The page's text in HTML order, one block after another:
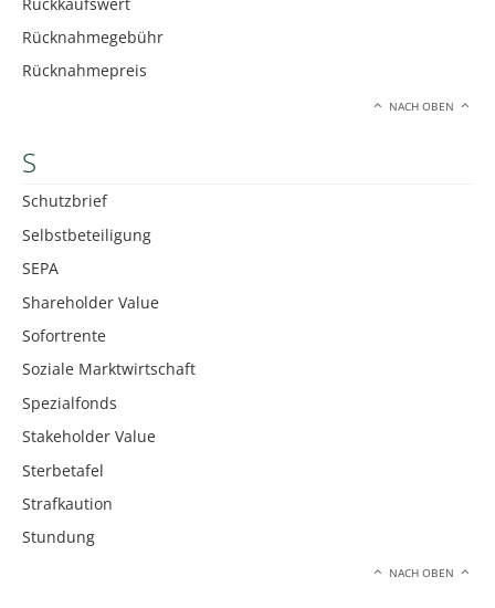
Rücknahmegebühr
Rücknahmepreis
NACH OBEN
S
Schutzbrief
Selbstbeteiligung
SEPA
Shareholder Value
Sofortrente
Soziale Marktwirtschaft
Spezialfonds
Stakeholder Value
Sterbetafel
Strafkaution
Stundung
NACH OBEN